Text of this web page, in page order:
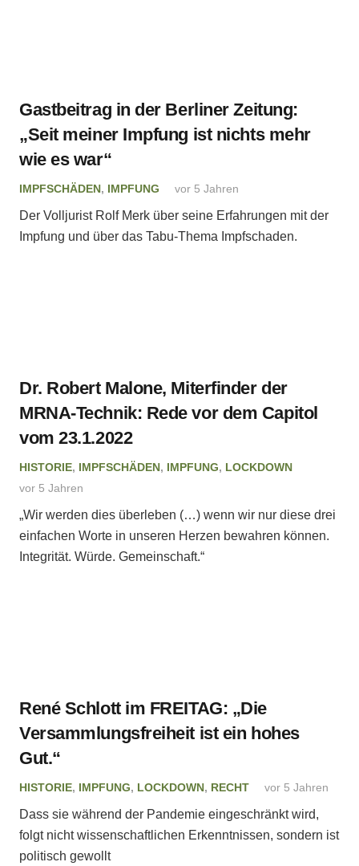
Gastbeitrag in der Berliner Zeitung:
„Seit meiner Impfung ist nichts mehr
wie es war“
IMPFSCHÄDEN, IMPFUNG vor 5 Jahren
Der Volljurist Rolf Merk über seine Erfahrungen mit der
Impfung und über das Tabu-Thema Impfschaden.
Dr. Robert Malone, Miterfinder der
MRNA-Technik: Rede vor dem Capitol
vom 23.1.2022
HISTORIE, IMPFSCHÄDEN, IMPFUNG, LOCKDOWN
vor 5 Jahren
„Wir werden dies überleben (…) wenn wir nur diese drei
einfachen Worte in unseren Herzen bewahren können.
Integrität. Würde. Gemeinschaft.“
René Schlott im FREITAG: „Die
Versammlungsfreiheit ist ein hohes
Gut.“
HISTORIE, IMPFUNG, LOCKDOWN, RECHT vor 5 Jahren
Dass sie während der Pandemie eingeschränkt wird,
folgt nicht wissenschaftlichen Erkenntnissen, sondern ist
politisch gewollt